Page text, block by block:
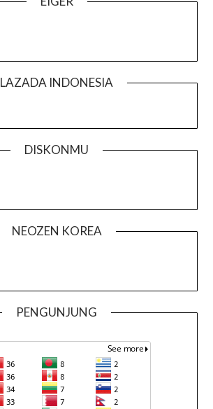
LAZADA INDONESIA
DISKONMU
NEOZEN KOREA
PENGUNJUNG